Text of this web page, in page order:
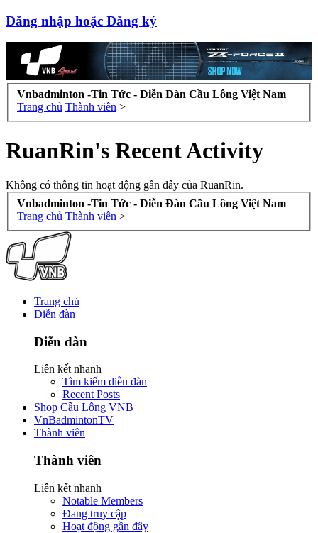
Đăng nhập hoặc Đăng ký
Vnbadminton -Tin Tức - Diễn Đàn Cầu Lông Việt Nam
Trang chủ Thành viên >
RuanRin's Recent Activity
Không có thông tin hoạt động gần đây của RuanRin.
Vnbadminton -Tin Tức - Diễn Đàn Cầu Lông Việt Nam
Trang chủ Thành viên >
Trang chủ
Diễn đàn
Diễn đàn
Liên kết nhanh
Tìm kiếm diễn đàn
Recent Posts
Shop Cầu Lông VNB
VnBadmintonTV
Thành viên
Thành viên
Liên kết nhanh
Notable Members
Đang truy cập
Hoạt động gần đây